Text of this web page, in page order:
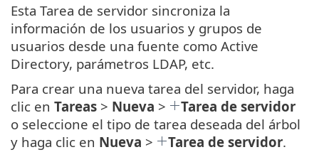
Esta Tarea de servidor sincroniza la
información de los usuarios y grupos de
usuarios desde una fuente como Active
Directory, parámetros LDAP, etc.
Para crear una nueva tarea del servidor, haga
clic en Tareas > Nueva >
Tarea de servidor
o seleccione el tipo de tarea deseada del árbol
y haga clic en Nueva > Tarea de servidor.